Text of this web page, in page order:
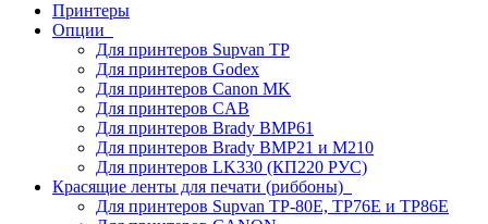
Принтеры
Опции
Для принтеров Supvan TP
Для принтеров Godex
Для принтеров Canon MK
Для принтеров CAB
Для принтеров Brady BMP61
Для принтеров Brady BMP21 и M210
Для принтеров LK330 (КП220 РУС)
Красящие ленты для печати (риббоны)
Для принтеров Supvan TP-80E, TP76E и TP86E